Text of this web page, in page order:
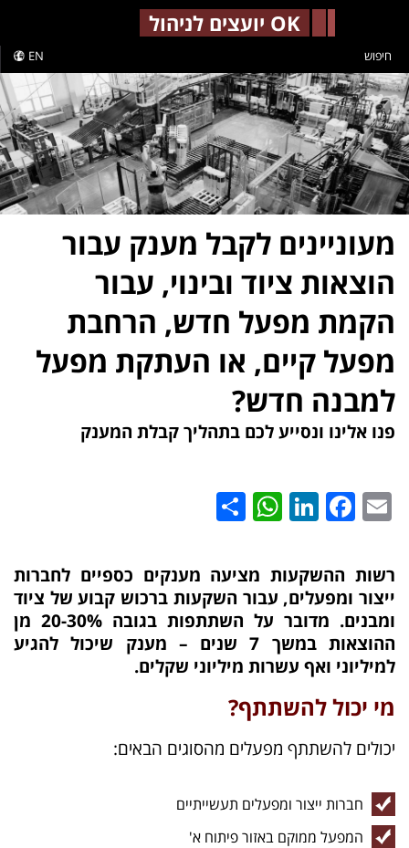
OK יועצים לניהול
EN חיפוש
מעוניינים לקבל מענק עבור
הוצאות ציוד ובינוי, עבור
הקמת מפעל חדש, הרחבת
מפעל קיים, או העתקת מפעל
למבנה חדש?
פנו אלינו ונסייע לכם בתהליך קבלת המענק
Email
Facebook
LinkedIn
WhatsApp
רשות ההשקעות מציעה מענקים כספיים לחברות
ייצור ומפעלים, עבור השקעות ברכוש קבוע של ציוד
ומבנים. מדובר על השתתפות בגובה 20-30% מן
ההוצאות במשך 7 שנים – מענק שיכול להגיע
למיליוני ואף עשרות מיליוני שקלים.
מי יכול להשתתף?
יכולים להשתתף מפעלים מהסוגים הבאים:
חברות ייצור ומפעלים תעשייתיים
המפעל ממוקם באזור פיתוח א'